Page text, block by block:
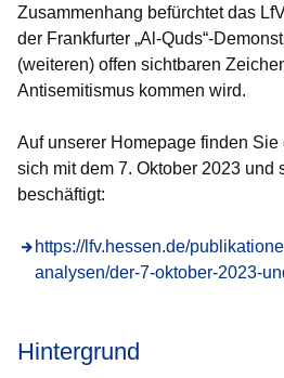
Zusammenhang befürchtet das
der Frankfurter „Al-Quds“-
(weiteren) offen sichtbaren
Antisemitismus kommen wird.
Auf unserer Homepage finden
sich mit dem 7. Oktober 2023 und
beschäftigt:
https://lfv.hessen.de/
analysen/der-7-oktober-2023-
Hintergrund